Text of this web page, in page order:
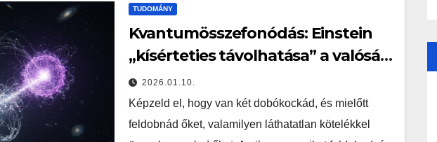
TUDOMÁNY
Kvantumösszefonódás: Einstein
„kísérteties távolhatása” a valóság
határán
2026.01.10.
Képzeld el, hogy van két dobókockád, és mielőtt
feldobnád őket, valamilyen láthatatlan kötelékkel